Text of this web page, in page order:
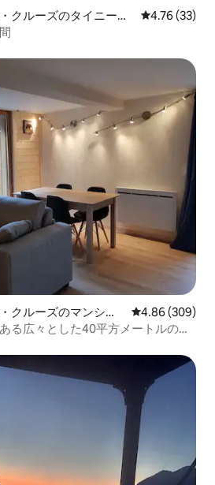
クルーズのタイニーハ
レビュー33
4.76 (33)
クルーズのマンショ
レビュー309
4.86 (309)
る広々とした40平方メートルのア
です。